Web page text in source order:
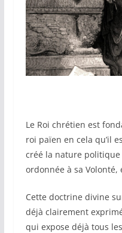
Le Roi chrétien est
roi païen en cela qu’il
créé la nature
ordonnée à sa
Cette doctrine divine
déjà clairement
qui expose déjà tous